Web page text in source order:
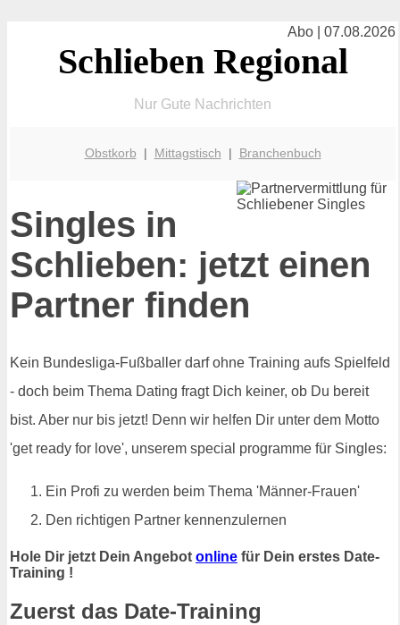
Abo | 07.08.2026
Schlieben Regional
Nur Gute Nachrichten
Obstkorb | Mittagstisch | Branchenbuch
Singles in
Schlieben: jetzt einen
Partner finden
Kein Bundesliga-Fußballer darf ohne Training aufs Spielfeld
- doch beim Thema Dating fragt Dich keiner, ob Du bereit
bist. Aber nur bis jetzt! Denn wir helfen Dir unter dem Motto
'get ready for love', unserem special programme für Singles:
Ein Profi zu werden beim Thema 'Männer-Frauen'
Den richtigen Partner kennenzulernen
Hole Dir jetzt Dein Angebot online für Dein erstes Date-
Training !
Zuerst das Date-Training